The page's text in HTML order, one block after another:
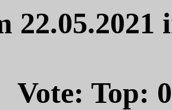
Vote: Top: 0